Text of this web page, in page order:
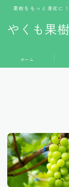
やくも果
果樹をもっと身近に！
MENU
ホーム
おススメ本
お問い合わせ
ホーム